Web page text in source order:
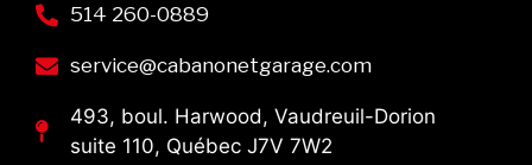
514 260-0889
service@cabanonetgarage.com
493, boul. Harwood, Vaudreuil-Dorion
suite 110, Québec J7V 7W2